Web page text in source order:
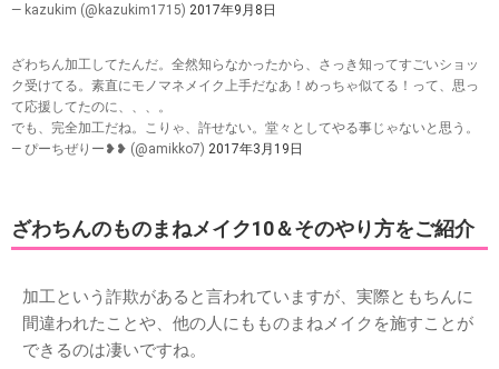
— kazukim (@kazukim1715) 2017年9月8日
ざわちん加工してたんだ。全然知らなかったから、さっき知ってすごいショッ
ク受けてる。素直にモノマネメイク上手だなあ！めっちゃ似てる！って、思っ
て応援してたのに、、、。
でも、完全加工だね。こりゃ、許せない。堂々としてやる事じゃないと思う。
— ぴーちぜりー❥❥ (@amikko7) 2017年3月19日
ざわちんのものまねメイク10＆そのやり方をご紹介
加工という詐欺があると言われていますが、実際ともちんに
間違われたことや、他の人にもものまねメイクを施すことが
できるのは凄いですね。